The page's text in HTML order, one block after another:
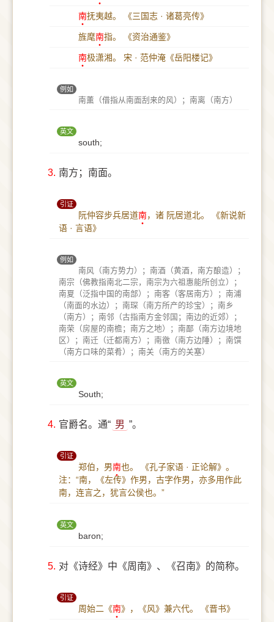
南抚夷越。 《三国志 · 诸葛亮传》
旌麾南指。 《资治通鉴》
南极潇湘。 宋 · 范仲淹《岳阳楼记》
例如
南薰（借指从南面刮来的风）；南离（南方）
英文
south;
3. 南方；南面。
引证
阮仲容步兵居道南，诸 阮居道北。
《新说新
语 · 言语》
例如
南风（南方势力）；南酒（黄酒，南方酿造）；
南宗（佛教指南北二宗，南宗为六祖惠能所创立）；
南夏（泛指中国的南部）；南客（客居南方）；南浦
（南面的水边）；南琛（南方所产的珍宝）；南乡
（南方）；南邻（古指南方金邻国；南边的近郊）；
南荣（房屋的南檐；南方之地）；南鄙（南方边境地
区）；南迁（迁都南方）；南徼（南方边陲）；南馔
（南方口味的菜肴）；南关（南方的关塞）
英文
South;
4. 官爵名。通“ 男 ”。
引证
郑伯，男南也。
《孔子家语 · 正论解》。
注：“南，《左传》作男，古字作男，亦多用作此
南，连言之，犹言公侯也。”
英文
baron;
5. 对《诗经》中《周南》、《召南》的简称。
引证
周始二《南》，《风》兼六代。 《晋书》